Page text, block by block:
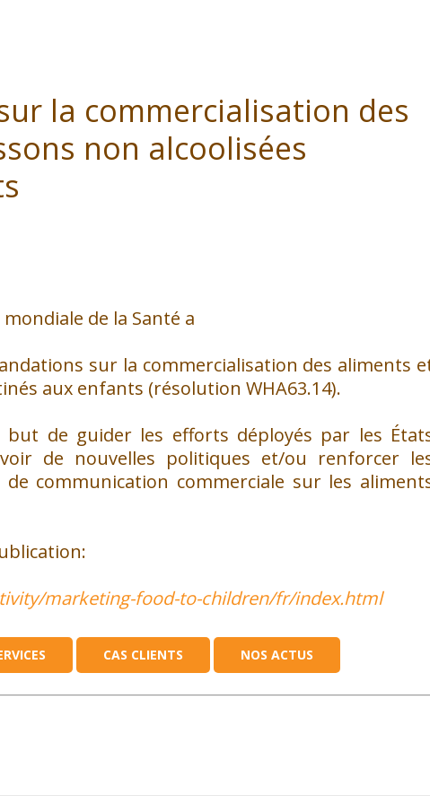
la commercialisation des
non alcoolisées
de la Santé a
sur la commercialisation des aliments
aux enfants (résolution WHA63.14).
de guider les efforts déployés par les
de nouvelles politiques et/ou renforcer
communication commerciale sur les
marketing-food-to-children/fr/index.html
CAS CLIENTS NOS ACTUS